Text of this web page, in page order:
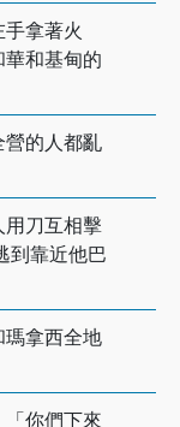
拿著火
和基甸的
的人都亂
刀互相擊
到靠近他巴
拿西全地
你們下來